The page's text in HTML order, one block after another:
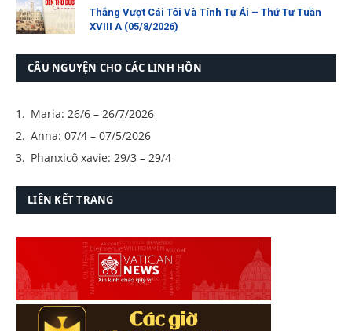
Thắng Vượt Cái Tôi Và Tính Tự Ái – Thứ Tư Tuần
XVIII A (05/8/2026)
CẦU NGUYỆN CHO CÁC LINH HỒN
Maria: 26/6 – 26/7/2026
Anna: 07/4 – 07/5/2026
Phanxicô xavie: 29/3 – 29/4
LIÊN KẾT TRANG